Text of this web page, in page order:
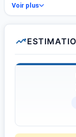
Voir plus